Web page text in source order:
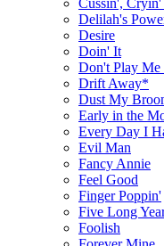
Delilah's
Desire
Doin' It
Don't Play Me
Drift Away*
Dust My
Early in the
Every Day I
Evil Man
Fancy Annie
Feel Good
Finger Poppin'
Five Long
Foolish